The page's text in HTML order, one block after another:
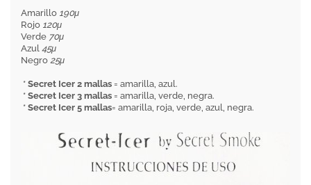
Amarillo 190μ
Rojo 120μ
Verde 70μ
Azul 45μ
Negro 25μ
* Secret Icer 2 mallas = amarilla, azul.
* Secret Icer 3 mallas = amarilla, verde, negra.
* Secret Icer 5 mallas= amarilla, roja, verde, azul, negra.